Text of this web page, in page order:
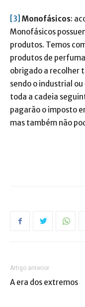
[3] Monofásicos:
Monofásicos
produtos. Temos
produtos de
obrigado a recolher
sendo o industrial
toda a cadeia
pagarão o imposto
mas também não
Artigo anterior
A era dos extremos